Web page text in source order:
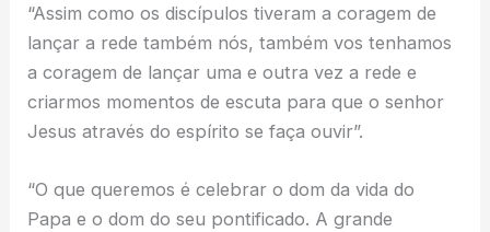
“Assim como os discípulos tiveram a coragem de
lançar a rede também nós, também vos tenhamos
a coragem de lançar uma e outra vez a rede e
criarmos momentos de escuta para que o senhor
Jesus através do espírito se faça ouvir”.
“O que queremos é celebrar o dom da vida do
Papa e o dom do seu pontificado. A grande